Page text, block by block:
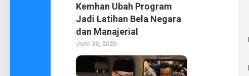
Kemhan Ubah Program
Jadi Latihan Bela Negara
dan Manajerial
Juni 30, 2026